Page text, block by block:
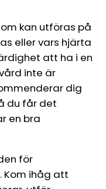
kan utföras på
eller vars hjärta
att ha i en
inte är
dig
du får det
en bra
för
Kom ihåg att